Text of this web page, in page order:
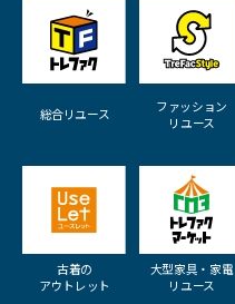
総合リユース
ファッション
リユース
古着の
アウトレット
大型家具・家電
リユース